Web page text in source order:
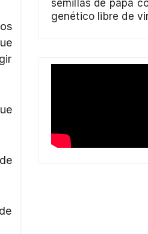
semillas de papa
genético libre de